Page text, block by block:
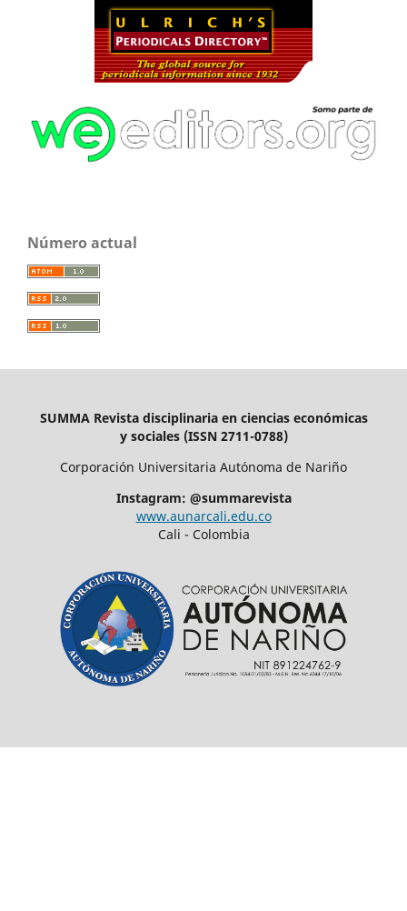
Número actual
SUMMA Revista disciplinaria en ciencias económicas
y sociales (ISSN 2711-0788)
Corporación Universitaria Autónoma de Nariño
Instagram: @summarevista
www.aunarcali.edu.co
Cali - Colombia